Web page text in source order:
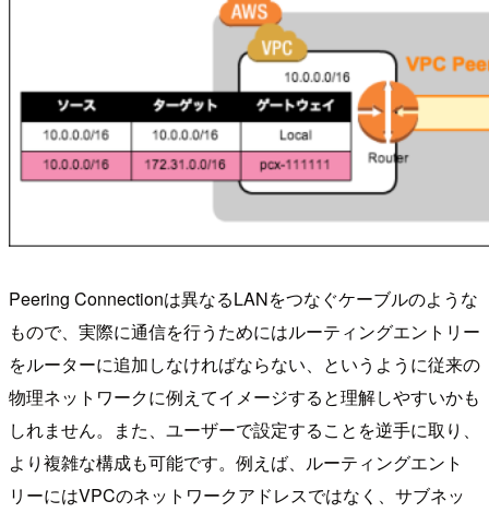
Peering Connectionは異なるLANをつなぐケーブルのような
もので、実際に通信を行うためにはルーティングエントリー
をルーターに追加しなければならない、というように従来の
物理ネットワークに例えてイメージすると理解しやすいかも
しれません。また、ユーザーで設定することを逆手に取り、
より複雑な構成も可能です。例えば、ルーティングエント
リーにはVPCのネットワークアドレスではなく、サブネッ